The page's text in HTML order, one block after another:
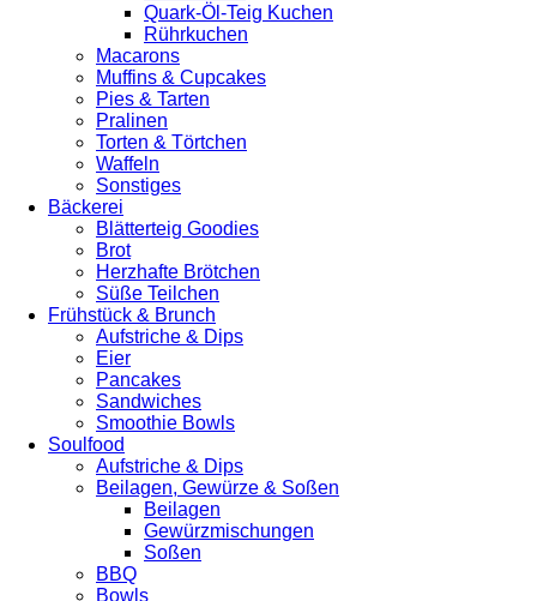
Quark-Öl-Teig Kuchen
Rührkuchen
Macarons
Muffins & Cupcakes
Pies & Tarten
Pralinen
Torten & Törtchen
Waffeln
Sonstiges
Bäckerei
Blätterteig Goodies
Brot
Herzhafte Brötchen
Süße Teilchen
Frühstück & Brunch
Aufstriche & Dips
Eier
Pancakes
Sandwiches
Smoothie Bowls
Soulfood
Aufstriche & Dips
Beilagen, Gewürze & Soßen
Beilagen
Gewürzmischungen
Soßen
BBQ
Bowls